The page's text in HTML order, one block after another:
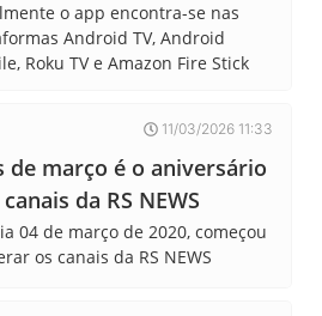
o app encontra-se nas
Android TV, Android
Roku TV e Amazon Fire Stick
11/03/2026 11:33
de março é o aniversário
da RS NEWS
04 de março de 2020, começou
os canais da RS NEWS